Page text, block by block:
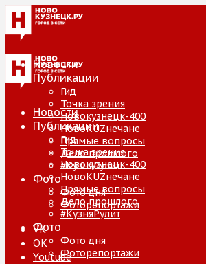
Новости
Публикации
Гид
Точка зрения
Новокузнецк-400
НовоKUZнечане
Прямые вопросы
Дело прошлого
#КузняРулит
Фото
Фото дня
Фоторепортажи
VK
ОК
Youtube
Новости
Публикации
Гид
Точка зрения
Новокузнецк-400
НовоKUZнечане
Прямые вопросы
Дело прошлого
#КузняРулит
Фото
Фото дня
Фоторепортажи